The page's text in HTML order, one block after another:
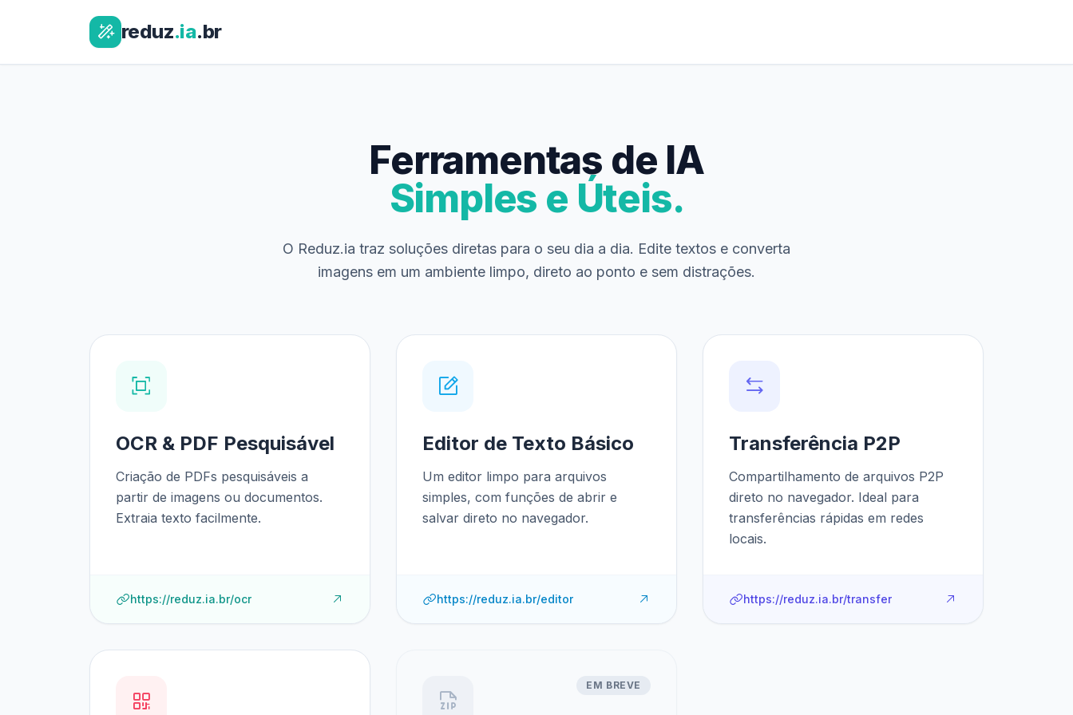
reduz.ia.br
Ferramentas de IA
Simples e Úteis.
O Reduz.ia traz soluções diretas para o seu dia a dia. Edite textos e converta
imagens em um ambiente limpo, direto ao ponto e sem distrações.
OCR & PDF Pesquisável
Criação de PDFs pesquisáveis a
partir de imagens ou documentos.
Extraia texto facilmente.
https://reduz.ia.br/ocr
Editor de Texto Básico
Um editor limpo para arquivos
simples, com funções de abrir e
salvar direto no navegador.
https://reduz.ia.br/editor
Transferência P2P
Compartilhamento de arquivos P2P
direto no navegador. Ideal para
transferências rápidas em redes
locais.
https://reduz.ia.br/transfer
EM BREVE